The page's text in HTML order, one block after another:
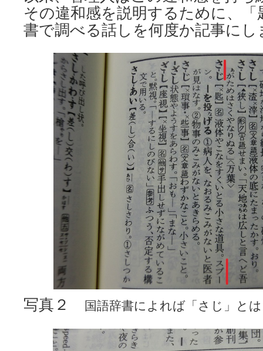
その違和感を説明するために、
書で調べる話しを何度か記事にし
写真２ 国語辞書によれば「さじ」と